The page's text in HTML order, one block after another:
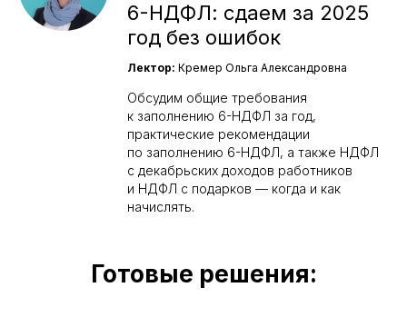
6-НДФЛ: сдаем за 2025
год без ошибок
Лектор: Кремер Ольга Александровна
Обсудим общие требования
к заполнению 6-НДФЛ за год,
практические рекомендации
по заполнению 6-НДФЛ, а также НДФЛ
с декабрьских доходов работников
и НДФЛ с подарков — когда и как
начислять.
Готовые решения: